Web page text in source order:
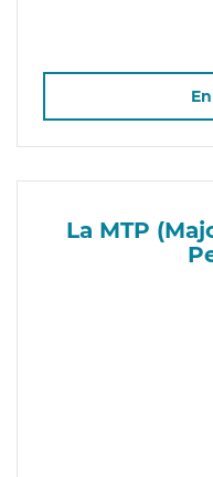
La MTP